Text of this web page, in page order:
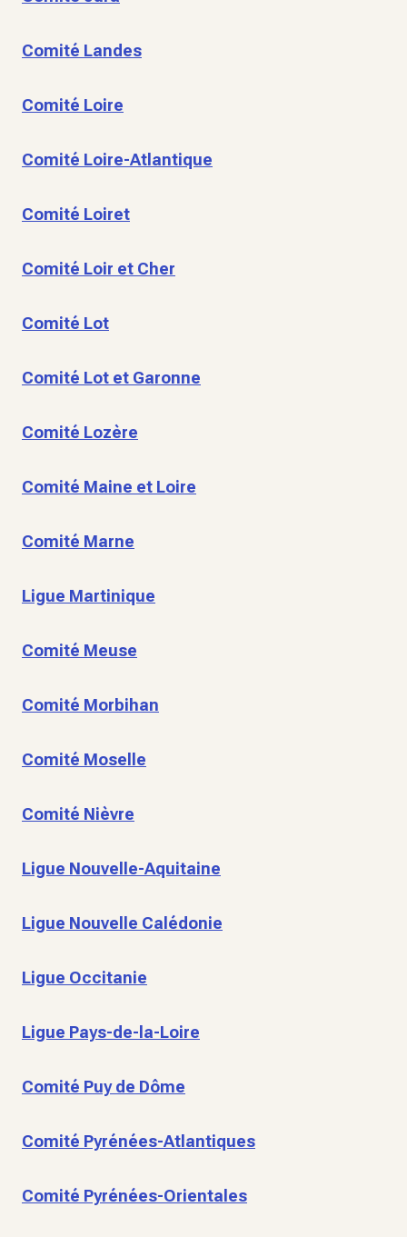
Comité Landes
Comité Loire
Comité Loire-Atlantique
Comité Loiret
Comité Loir et Cher
Comité Lot
Comité Lot et Garonne
Comité Lozère
Comité Maine et Loire
Comité Marne
Ligue Martinique
Comité Meuse
Comité Morbihan
Comité Moselle
Comité Nièvre
Ligue Nouvelle-Aquitaine
Ligue Nouvelle Calédonie
Ligue Occitanie
Ligue Pays-de-la-Loire
Comité Puy de Dôme
Comité Pyrénées-Atlantiques
Comité Pyrénées-Orientales